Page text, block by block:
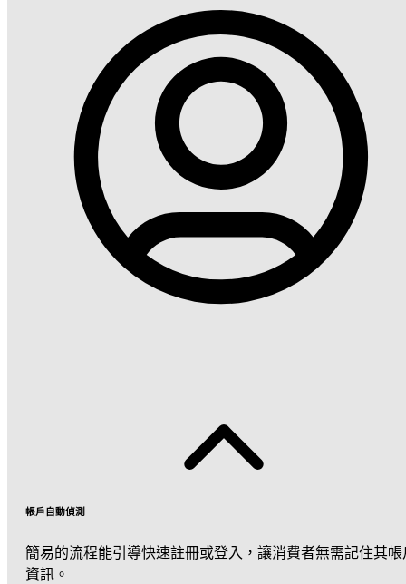
帳戶自動偵測
簡易的流程能引導快速註冊或登入，讓消費者無需記住其帳
資訊。